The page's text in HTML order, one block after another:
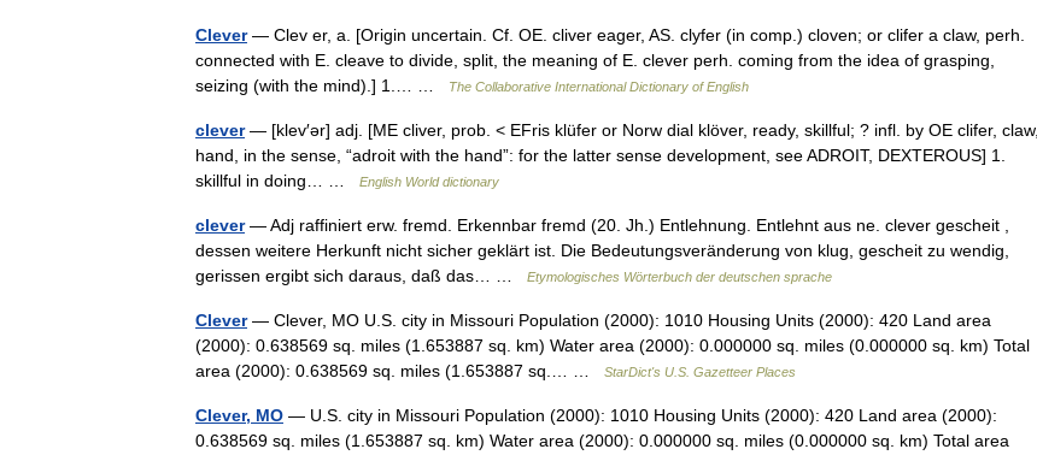
Clever— Clev er, a. [Origin uncertain. Cf. OE. cliver eager, AS. clyfer (in comp.) cloven; or clifer a claw, perh.
connected with E. cleave to divide, split, the meaning of E. clever perh. coming from the idea of grasping,
seizing (with the mind).] 1.… …
The Collaborative International Dictionary of English
clever— [klev′ər] adj. [ME cliver, prob. < EFris klüfer or Norw dial klöver, ready, skillful; ? infl. by OE clifer, claw,
hand, in the sense, “adroit with the hand”: for the latter sense development, see ADROIT, DEXTEROUS] 1.
skillful in doing… …
English World dictionary
clever— Adj raffiniert erw. fremd. Erkennbar fremd (20. Jh.) Entlehnung. Entlehnt aus ne. clever gescheit ,
dessen weitere Herkunft nicht sicher geklärt ist. Die Bedeutungsveränderung von klug, gescheit zu wendig,
gerissen ergibt sich daraus, daß das… …
Etymologisches Wörterbuch der deutschen sprache
Clever— Clever, MO U.S. city in Missouri Population (2000): 1010 Housing Units (2000): 420 Land area
(2000): 0.638569 sq. miles (1.653887 sq. km) Water area (2000): 0.000000 sq. miles (0.000000 sq. km) Total
area (2000): 0.638569 sq. miles (1.653887 sq.… …
StarDict's U.S. Gazetteer Places
Clever, MO — U.S. city in Missouri Population (2000): 1010 Housing Units (2000): 420 Land area (2000):
0.638569 sq. miles (1.653887 sq. km) Water area (2000): 0.000000 sq. miles (0.000000 sq. km) Total area